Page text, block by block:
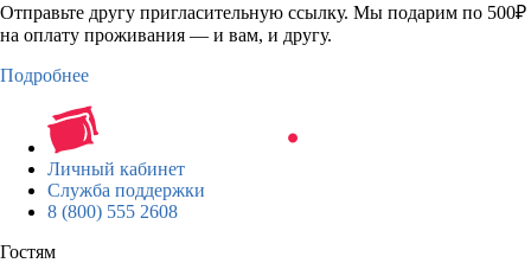
Отправьте другу пригласительную ссылку. Мы подарим по 500₽
на оплату проживания — и вам, и другу.
Подробнее
Личный кабинет
Служба поддержки
8 (800) 555 2608
Гостям